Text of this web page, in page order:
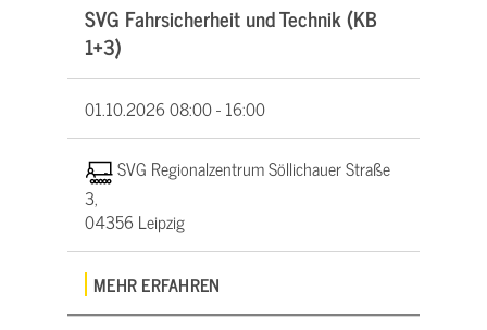
SVG Fahrsicherheit und Technik (KB
1+3)
01.10.202608:00 - 16:00
SVG Regionalzentrum Söllichauer Straße
3,
04356 Leipzig
MEHR ERFAHREN